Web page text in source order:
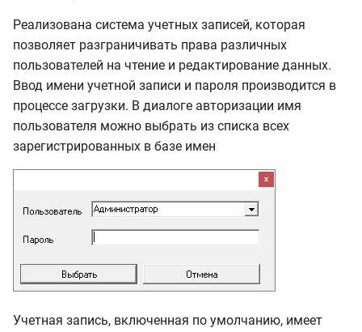
Справочник поправок
Шаблоны сводных
Справочник расчетных
Создание поискового
маршрута
Создание
объединенного
поискового маршрута
Реализована система учетных записей, которая
позволяет разграничивать права различных
пользователей на чтение и редактирование данных.
Ввод имени учетной записи и пароля производится в
процессе загрузки. В диалоге авторизации имя
пользователя можно выбрать из списка всех
зарегистрированных в базе имен
Учетная запись, включенная по умолчанию, имеет